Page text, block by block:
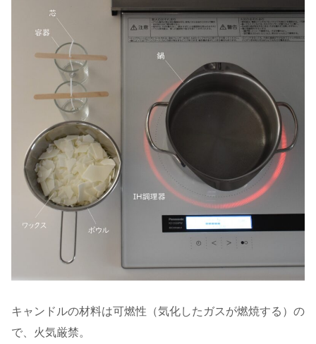
キャンドルの材料は可燃性（気化したガスが燃焼する）の
で、火気厳禁。